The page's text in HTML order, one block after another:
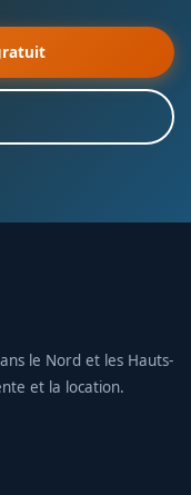
le Nord et les Hauts-
et la location.